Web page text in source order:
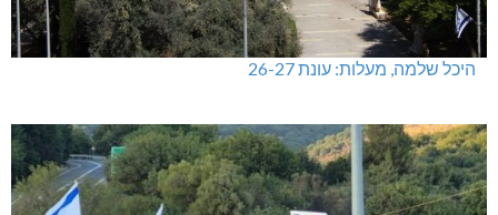
היכל שלמה, מעלות: עונת 26-27